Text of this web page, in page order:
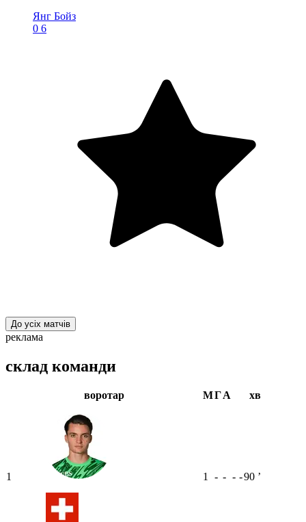
Янг Бойз
0 6
До усіх матчів
реклама
склад команди
воротар МГА хв
1 1 - - - -90 ʼ